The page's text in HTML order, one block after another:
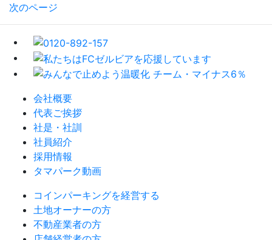
次のページ
会社概要
代表ご挨拶
社是・社訓
社員紹介
採用情報
タマパーク動画
コインパーキングを経営する
土地オーナーの方
不動産業者の方